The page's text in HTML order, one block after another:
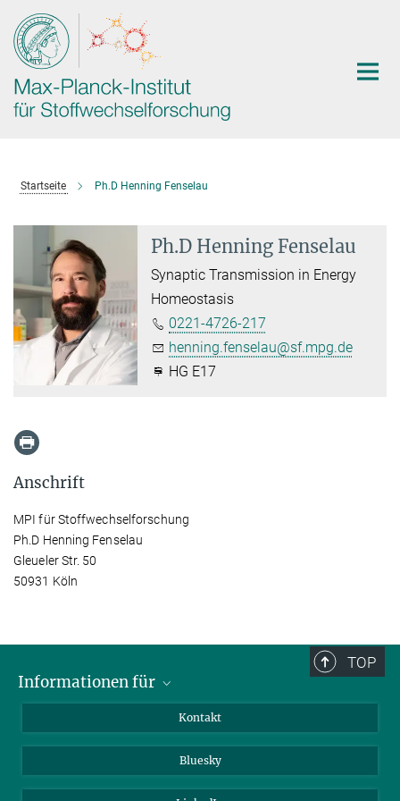
Hauptinhalt
Startseite Ph.D Henning Fenselau
Ph.D Henning Fenselau
Synaptic Transmission in Energy
Homeostasis
0221-4726-217
henning.fenselau@sf.mpg.de
HG E17
Anschrift
MPI für Stoffwechselforschung
Ph.D Henning Fenselau
Gleueler Str. 50
50931 Köln
TOP
Informationen für
Bewerbende
Forschende
Kontakt
Bluesky